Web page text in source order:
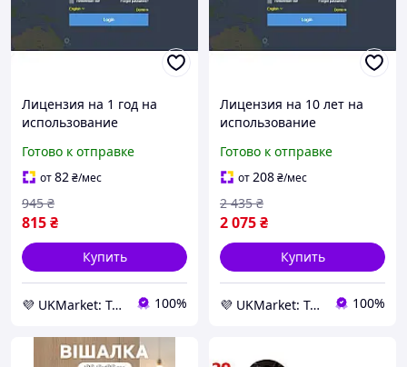
Лицензия на 1 год на
использование
PRO для
видеорегистраторов и
трекеров Jimi -UKMarket-
Готово к отправке
от82₴/мес
815₴
945 ₴
Купить
💜 UKMarket: Товары для дома и сада: тенты, шторы, мягкие окна, мебель. Товары для спорта. Техника 100%
Лицензия на 10 лет на
использование
PRO для
видеорегистраторов и
трекеров Jimi -UKMarket-
Готово к отправке
от208₴/мес
2 075₴
2 435 ₴
Купить
💜 UKMarket: Товары для дома и сада: тенты, шторы, мягкие окна, мебель. Товары для спорта. Техника 100%